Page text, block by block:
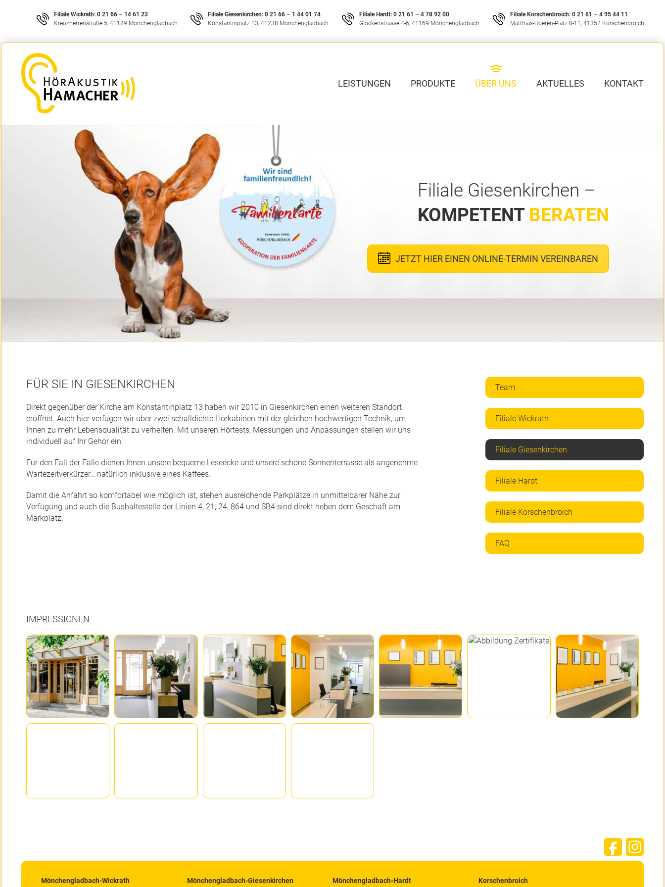
Filiale Wickrath: 0 21 66 – 14 61 23
Kreuzherrenstraße 5, 41189 Mönchengladbach
Filiale Giesenkirchen: 0 21 66 – 1 44 01 74
Konstantinplatz 13, 41238 Mönchengladbach
Filiale Hardt: 0 21 61 – 4 78 92 00
Glockenstrasse 4-6, 41169 Mönchengladbach
Filiale Korschenbroich: 0 21 61 – 4 95 44 11
Matthias-Hoeren-Platz 8-11, 41352 Korschenbroich
LEISTUNGEN PRODUKTE ÜBER UNS AKTUELLES KONTAKT
Filiale Giesenkirchen –
KOMPETENT BERATEN
JETZT HIER EINEN ONLINE-TERMIN VEREINBAREN
FÜR SIE IN GIESENKIRCHEN
Direkt gegenüber der Kirche am Konstantinplatz 13 haben wir 2010 in Giesenkirchen einen weiteren Standort
eröffnet. Auch hier verfügen wir über zwei schalldichte Hörkabinen mit der gleichen hochwertigen Technik, um
Ihnen zu mehr Lebensqualität zu verhelfen. Mit unseren Hörtests, Messungen und Anpassungen stellen wir uns
individuell auf Ihr Gehör ein.
Für den Fall der Fälle dienen Ihnen unsere bequeme Leseecke und unsere schöne Sonnenterrasse als angenehme
Wartezeitverkürzer… natürlich inklusive eines Kaffees.
Damit die Anfahrt so komfortabel wie möglich ist, stehen ausreichende Parkplätze in unmittelbarer Nähe zur
Verfügung und auch die Bushaltestelle der Linien 4, 21, 24, 864 und SB4 sind direkt neben dem Geschäft am
Markplatz.
Team
Filiale Wickrath
Filiale Giesenkirchen
Filiale Hardt
Filiale Korschenbroich
FAQ
IMPRESSIONEN
Mönchengladbach-Wickrath Mönchengladbach-Giesenkirchen Mönchengladbach-Hardt Korschenbroich